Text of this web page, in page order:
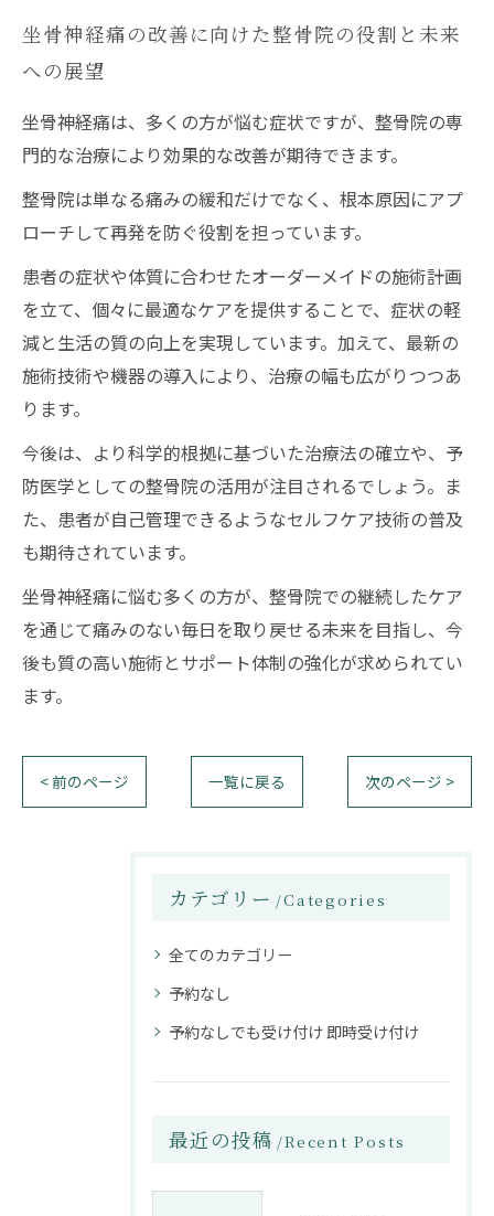
坐骨神経痛の改善に向けた整骨院の役割と未来
への展望
坐骨神経痛は、多くの方が悩む症状ですが、整骨院の専
門的な治療により効果的な改善が期待できます。
整骨院は単なる痛みの緩和だけでなく、根本原因にアプ
ローチして再発を防ぐ役割を担っています。
患者の症状や体質に合わせたオーダーメイドの施術計画
を立て、個々に最適なケアを提供することで、症状の軽
減と生活の質の向上を実現しています。加えて、最新の
施術技術や機器の導入により、治療の幅も広がりつつあ
ります。
今後は、より科学的根拠に基づいた治療法の確立や、予
防医学としての整骨院の活用が注目されるでしょう。ま
た、患者が自己管理できるようなセルフケア技術の普及
も期待されています。
坐骨神経痛に悩む多くの方が、整骨院での継続したケア
を通じて痛みのない毎日を取り戻せる未来を目指し、今
後も質の高い施術とサポート体制の強化が求められてい
ます。
< 前のページ 一覧に戻る 次のページ >
カテゴリー Categories
全てのカテゴリー
予約なし
予約なしでも受け付け 即時受け付け
最近の投稿 Recent Posts